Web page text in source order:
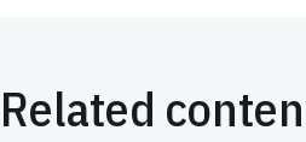
Related